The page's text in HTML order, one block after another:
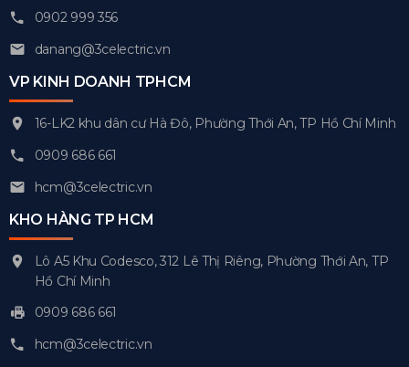
0902 999 356
danang@3celectric.vn
VP KINH DOANH TPHCM
16-LK2 khu dân cư Hà Đô, Phường Thới An, TP Hồ Chí Minh
0909 686 661
hcm@3celectric.vn
KHO HÀNG TP HCM
Lô A5 Khu Codesco, 312 Lê Thị Riêng, Phường Thới An, TP
Hồ Chí Minh
0909 686 661
hcm@3celectric.vn